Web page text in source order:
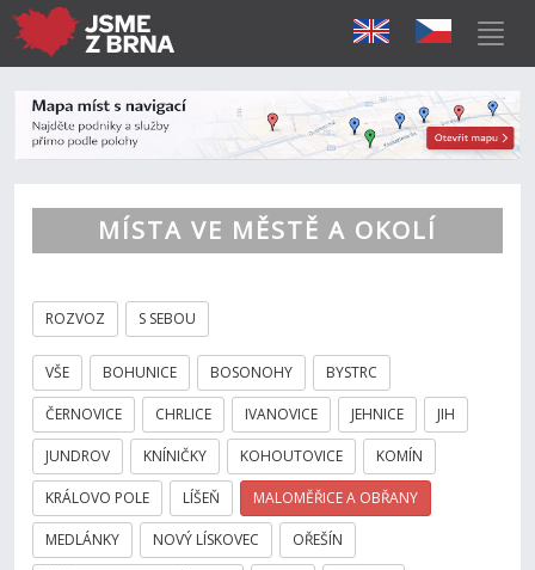
MÍSTA VE MĚSTĚ A OKOLÍ
ROZVOZ S SEBOU
VŠE BOHUNICE BOSONOHY BYSTRC
ČERNOVICE CHRLICE IVANOVICE JEHNICE JIH
JUNDROV KNÍNIČKY KOHOUTOVICE KOMÍN
KRÁLOVO POLE LÍŠEŇ MALOMĚŘICE A OBŘANY
MEDLÁNKY NOVÝ LÍSKOVEC OŘEŠÍN